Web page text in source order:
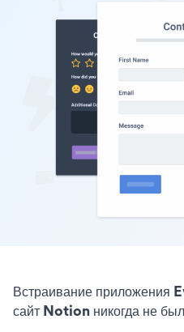
Встраивание
сайт Notion никогда не